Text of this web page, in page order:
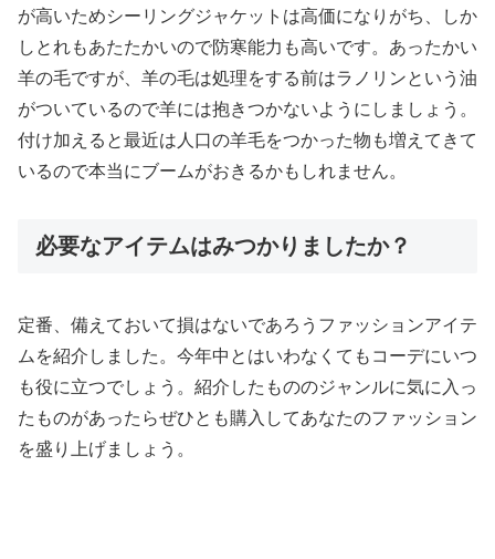
が高いためシーリングジャケットは高価になりがち、しか
しとれもあたたかいので防寒能力も高いです。あったかい
羊の毛ですが、羊の毛は処理をする前はラノリンという油
がついているので羊には抱きつかないようにしましょう。
付け加えると最近は人口の羊毛をつかった物も増えてきて
いるので本当にブームがおきるかもしれません。
必要なアイテムはみつかりましたか？
定番、備えておいて損はないであろうファッションアイテ
ムを紹介しました。今年中とはいわなくてもコーデにいつ
も役に立つでしょう。紹介したもののジャンルに気に入っ
たものがあったらぜひとも購入してあなたのファッション
を盛り上げましょう。